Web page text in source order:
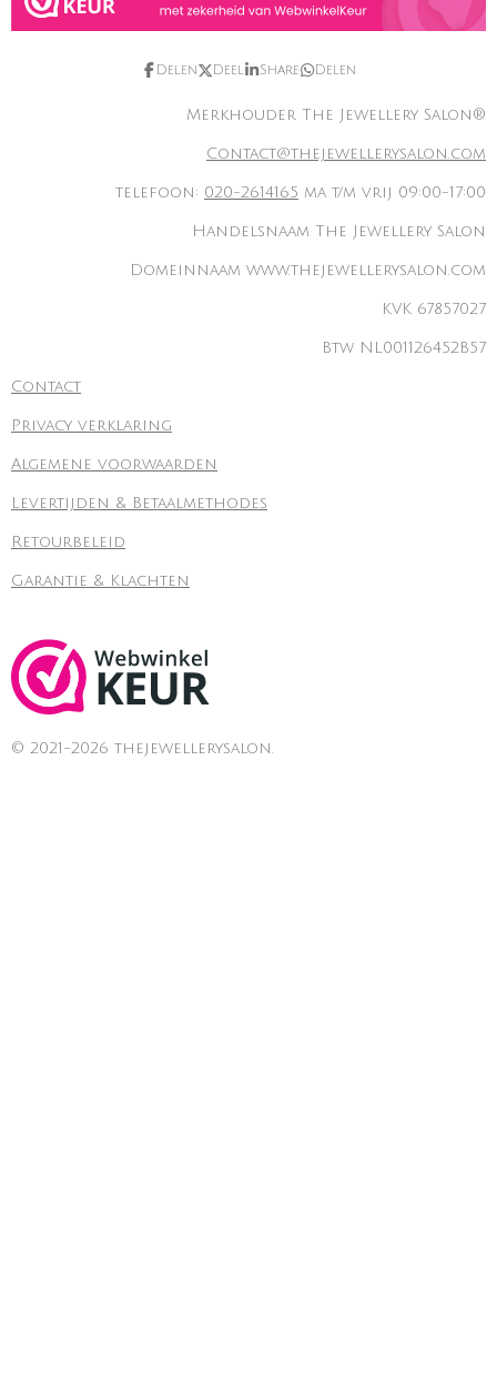
Delen Deel Share Delen
Merkhouder The Jewellery Salon®
Contact@thejewellerysalon.com
telefoon: 020-2614165 ma t/m vrij 09:00-17:00
Handelsnaam The Jewellery Salon
Domeinnaam www.thejewellerysalon.com
KVK 67857027
Btw NL001126452B57
Contact
Privacy verklaring
Algemene voorwaarden
Levertijden & Betaalmethodes
Retourbeleid
Garantie & Klachten
© 2021-2026 thejewellerysalon.